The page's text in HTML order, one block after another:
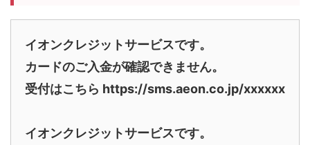
イオンクレジットサービスです。
カードのご入金が確認できません。
受付はこちら https://sms.aeon.co.jp/xxxxxx
イオンクレジットサービスです。